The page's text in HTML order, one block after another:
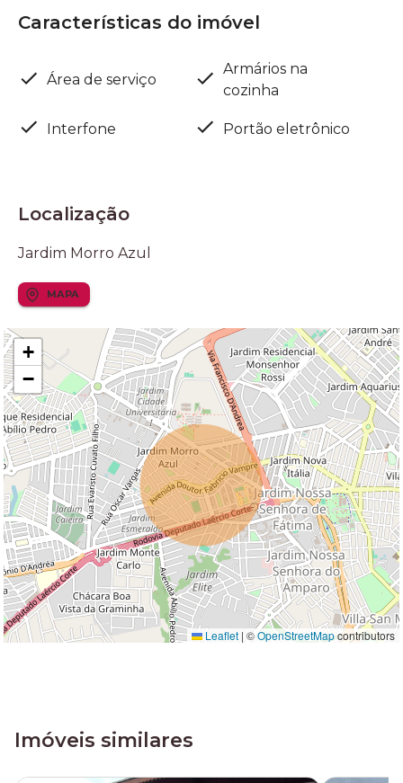
Características do imóvel
Área de serviço
Armários na
cozinha
Interfone Portão eletrônico
Localização
Jardim Morro Azul
MAPA
+
−
Leaflet | ©OpenStreetMapcontributors
Imóveis similares